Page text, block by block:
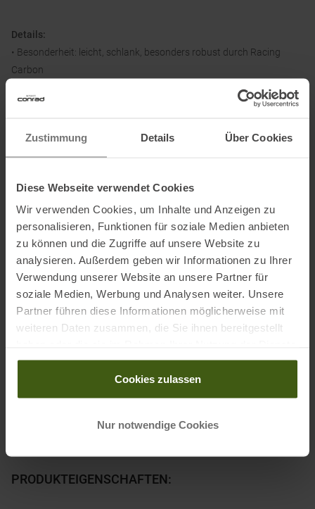
Zustimmung Details Über Cookies
Diese Webseite verwendet Cookies
Wir verwenden Cookies, um Inhalte und Anzeigen zu
personalisieren, Funktionen für soziale Medien anbieten
zu können und die Zugriffe auf unsere Website zu
analysieren. Außerdem geben wir Informationen zu Ihrer
Verwendung unserer Website an unsere Partner für
soziale Medien, Werbung und Analysen weiter. Unsere
Partner führen diese Informationen möglicherweise mit
weiteren Daten zusammen, die Sie ihnen bereitgestellt
gesammelt haben.
Cookies zulassen
Nur notwendige Cookies
Details:
• Besonderheit: leicht, schlank, besonders robust durch Racing
Carbon
• Griff: Technikgummigriff mit Schlagschutz Weltcup
• Durchmesser: ø 12,3 mm
• Extra: Mini Rennteller, Flex Wolfram Carbid Spitze
Informationen zu EU Verordnung GPSR
Name des Herstellers:KOMPERDELL Sportartikel G.m.b.H.
Postanschrift des Herstellers:Wagnermühle 30, 5310 Sankt
Lorenz, AT
Elektronische Adresse des Herstellers:sales@komperdell.com
PRODUKTEIGENSCHAFTEN: